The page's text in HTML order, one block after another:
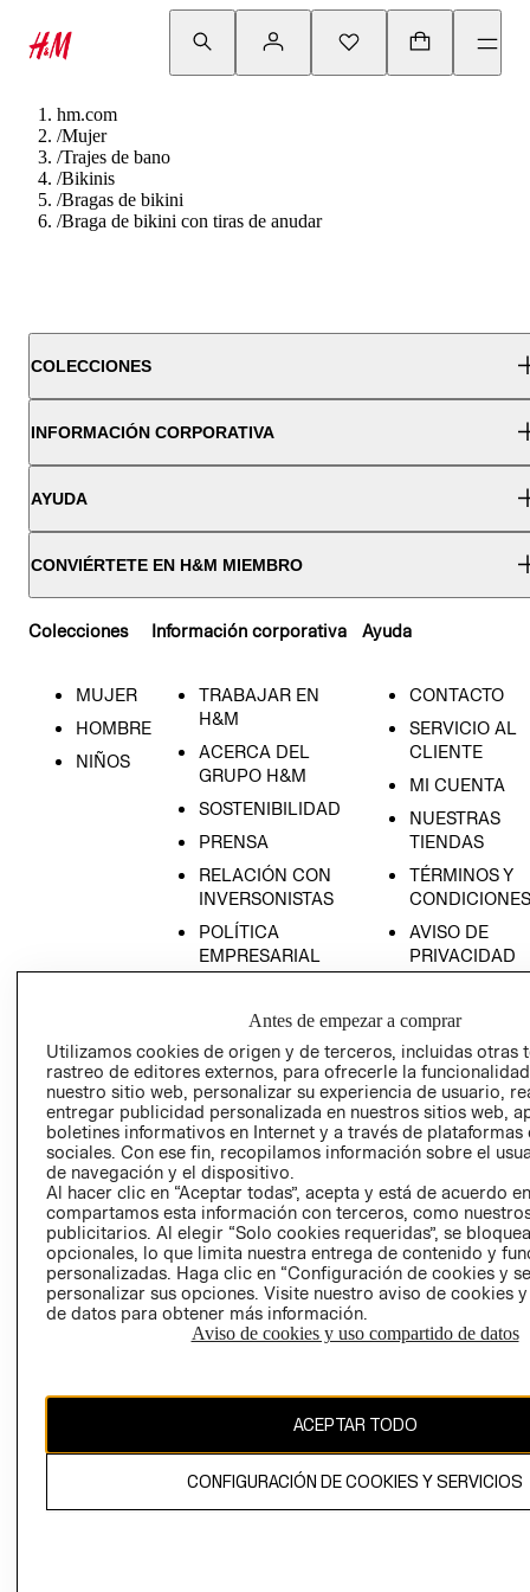
hm.com
/Mujer
/Trajes de bano
/Bikinis
/Bragas de bikini
/Braga de bikini con tiras de anudar
COLECCIONES
INFORMACIÓN CORPORATIVA
AYUDA
CONVIÉRTETE EN H&M MIEMBRO
Colecciones
MUJER
HOMBRE
NIÑOS
Información corporativa
TRABAJAR EN
H&M
ACERCA DEL
GRUPO H&M
SOSTENIBILIDAD
PRENSA
RELACIÓN CON
INVERSONISTAS
POLÍTICA
EMPRESARIAL
Ayuda
CONTACTO
SERVICIO AL
CLIENTE
MI CUENTA
NUESTRAS
TIENDAS
TÉRMINOS Y
CONDICIONES
AVISO DE
PRIVACIDAD
AVISO DE
COOKIES
LIBRO DE
Ecuador ($)
CAMBIAR REGIÓN
El contenido de esta página web está protegido por copyright y es
propiedad de H&M Hennes & Mauritz AB.
Antes de empezar a comprar
Utilizamos cookies de origen y de terceros, incluidas otras
rastreo de editores externos, para ofrecerle la
nuestro sitio web, personalizar su experiencia de usuario,
entregar publicidad personalizada en nuestros sitios web,
boletines informativos en Internet y a través de plataformas
sociales. Con ese fin, recopilamos información sobre el
de navegación y el dispositivo.
Al hacer clic en “Aceptar todas”, acepta y está de acuerdo
compartamos esta información con terceros, como
publicitarios. Al elegir “Solo cookies requeridas”, se
opcionales, lo que limita nuestra entrega de contenido y
personalizadas. Haga clic en “Configuración de cookies y
personalizar sus opciones. Visite nuestro aviso de cookies
de datos para obtener más información.
Aviso de cookies y uso compartido de datos
ACEPTAR TODO
CONFIGURACIÓN DE COOKIES Y SERVICIOS